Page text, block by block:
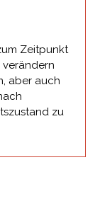
Zeitpunkt
verändern
aber auch
zu